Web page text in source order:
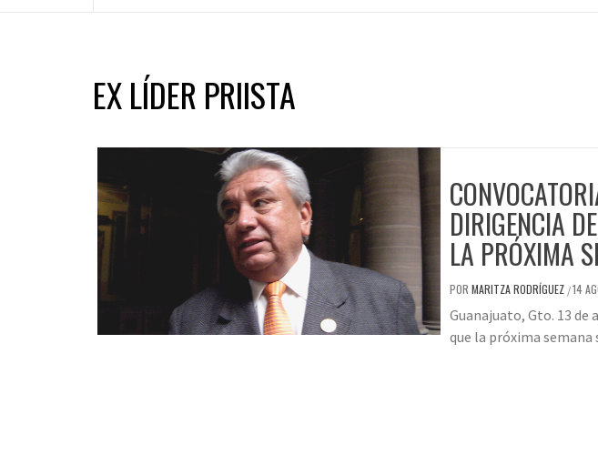
EX LÍDER PRIISTA
DIRIGENCIA
LA PRÓXIMA
POR MARITZA RODRÍGUEZ /14
Guanajuato, Gto. 13 de
que la próxima semana